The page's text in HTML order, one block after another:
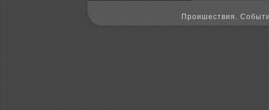
Пpoишествия.